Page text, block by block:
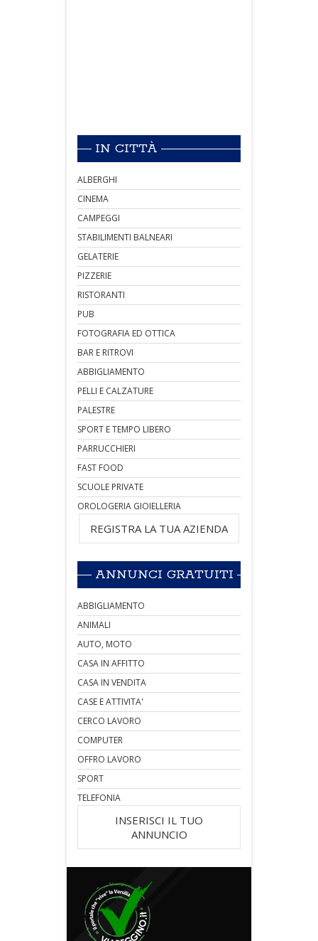
IN CITTÀ
ALBERGHI
CINEMA
CAMPEGGI
STABILIMENTI BALNEARI
GELATERIE
PIZZERIE
RISTORANTI
PUB
FOTOGRAFIA ED OTTICA
BAR E RITROVI
ABBIGLIAMENTO
PELLI E CALZATURE
PALESTRE
SPORT E TEMPO LIBERO
PARRUCCHIERI
FAST FOOD
SCUOLE PRIVATE
OROLOGERIA GIOIELLERIA
REGISTRA LA TUA AZIENDA
ANNUNCI GRATUITI
ABBIGLIAMENTO
ANIMALI
AUTO, MOTO
CASA IN AFFITTO
CASA IN VENDITA
CASE E ATTIVITA'
CERCO LAVORO
COMPUTER
OFFRO LAVORO
SPORT
TELEFONIA
INSERISCI IL TUO
ANNUNCIO